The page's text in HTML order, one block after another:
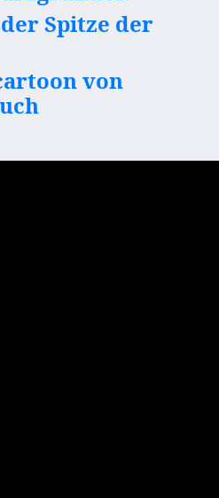
Spitze der
von